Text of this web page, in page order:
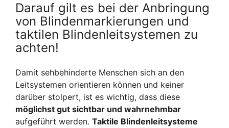
Darauf gilt es bei der Anbringung
von Blindenmarkierungen und
taktilen Blindenleitsystemen zu
achten!
Damit sehbehinderte Menschen sich an den
Leitsystemen orientieren können und keiner
darüber stolpert, ist es wichtig, dass diese
möglichst gut sichtbar und wahrnehmbar
aufgeführt werden. Taktile Blindenleitsysteme